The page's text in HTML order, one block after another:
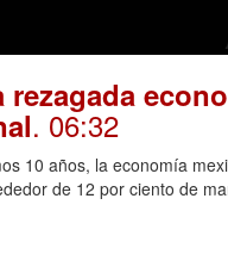
rezagada
. 06:32
10 años, la economía
de 12 por ciento de